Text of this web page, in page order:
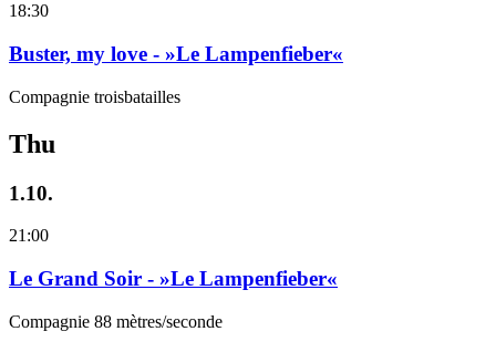
18:30
Buster, my love - »Le Lampenfieber«
Compagnie troisbatailles
Thu
1.10.
21:00
Le Grand Soir - »Le Lampenfieber«
Compagnie 88 mètres/seconde